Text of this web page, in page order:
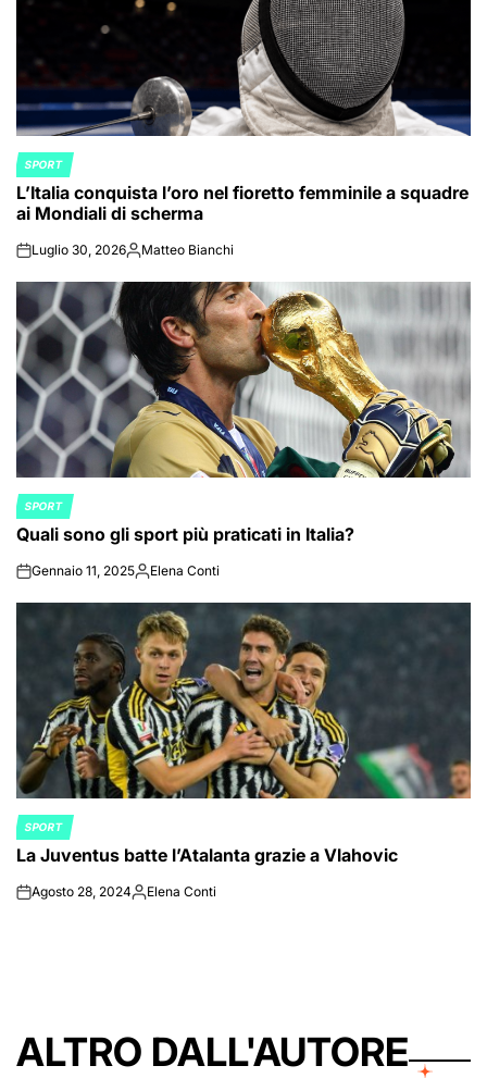
POSTED
IN
SPORT
L’Italia conquista l’oro nel fioretto femminile a squadre
ai Mondiali di scherma
onLuglio 30, 2026Posted
Matteo Bianchi
POSTED
IN
SPORT
Quali sono gli sport più praticati in Italia?
onGennaio 11, 2025Posted
Elena Conti
POSTED
IN
SPORT
La Juventus batte l’Atalanta grazie a Vlahovic
onAgosto 28, 2024Posted
Elena Conti
ALTRO DALL'AUTORE